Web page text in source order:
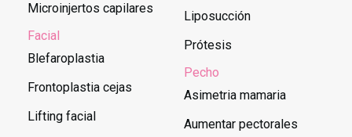
Microinjertos capilares
Facial
Blefaroplastia
Frontoplastia cejas
Lifting facial
Liposucción
Prótesis
Pecho
Asimetria mamaria
Aumentar pectorales